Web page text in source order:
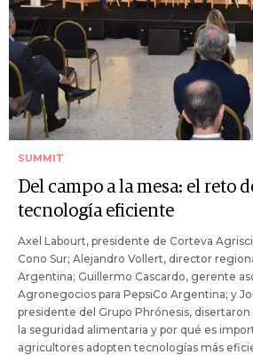
SUMMIT
Del campo a la mesa: el reto
tecnología eficiente
Axel Labourt, presidente de Corteva
Cono Sur; Alejandro Vollert, director
Argentina; Guillermo Cascardo, gerente
Agronegocios para PepsiCo Argentina; y
presidente del Grupo Phrónesis,
la seguridad alimentaria y por qué es
agricultores adopten tecnologías más